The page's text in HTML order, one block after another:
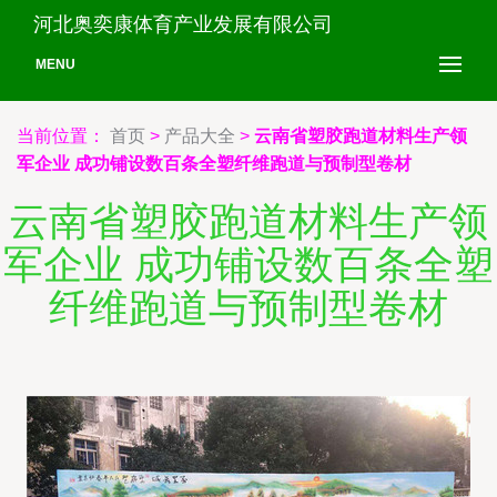
河北奥奕康体育产业发展有限公司
MENU
当前位置： 首页 > 产品大全 > 云南省塑胶跑道材料生产领
军企业 成功铺设数百条全塑纤维跑道与预制型卷材
云南省塑胶跑道材料生产领
军企业 成功铺设数百条全塑
纤维跑道与预制型卷材